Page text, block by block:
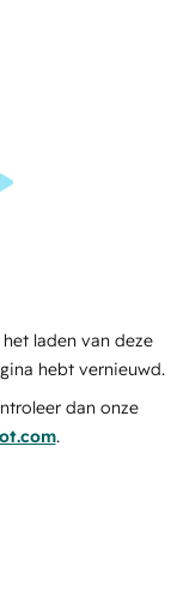
laden van deze
hebt vernieuwd.
dan onze
.